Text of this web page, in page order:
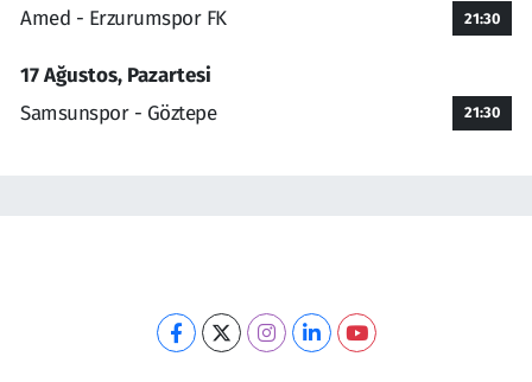
Amed - Erzurumspor FK 21:30
17 Ağustos, Pazartesi
Samsunspor - Göztepe
21:30